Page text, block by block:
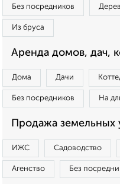
Без посредников
Из бруса
Аренда домов, дач,
Дома Дачи
Без посредников На
Продажа земельных
ИЖС Садоводство
Агенство Без